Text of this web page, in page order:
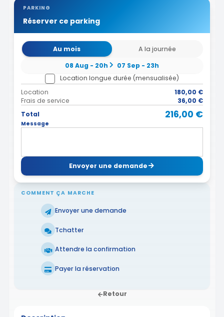
PARKING
Réserver ce parking
Au mois
A la journée
08 Aug - 20h
07 Sep - 23h
Location longue durée (mensualisée)
Location
180,00 €
Frais de service
36,00 €
Total
216,00 €
Message
Envoyer une demande
COMMENT ÇA MARCHE
Envoyer une demande
Tchatter
Attendre la confirmation
Payer la réservation
Retour